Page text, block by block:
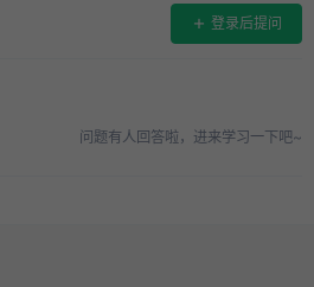
登录后提问
问题有人回答啦，进来学习一下吧~